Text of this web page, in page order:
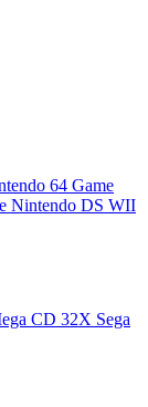
64 Game
Nintendo DS WII
CD 32X Sega